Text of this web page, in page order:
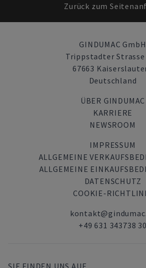
Zurück zum
GINDUMAC GmbH
Trippstadter Strasse
67663
Deutschland
ÜBER GINDUMAC
KARRIERE
NEWSROOM
IMPRESSUM
ALLGEMEINE
ALLGEMEINE
DATENSCHUTZ
COOKIE-
+49 631 343738 30
SIE FINDEN UNS AUF